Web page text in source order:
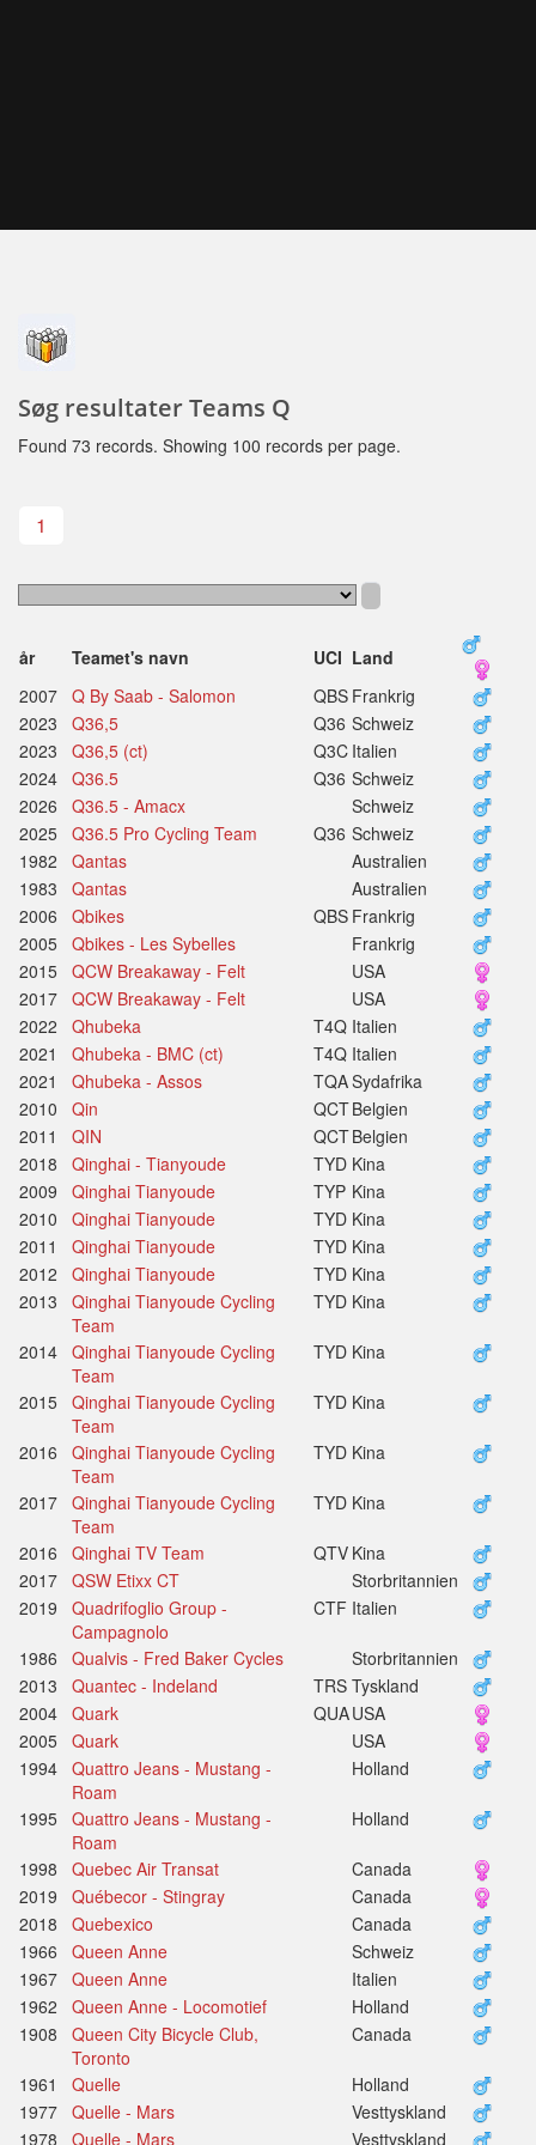
Søg resultater Teams Q
Found 73 records. Showing 100 records per page.
1
år Teamet's navn UCI Land
2007 Q By Saab - Salomon QBS Frankrig
2023
Q36,5 Q36 Schweiz
2023
Q36,5 (ct) Q3C Italien
2024 Q36.5 Q36 Schweiz
2026
Q36.5 - Amacx
Schweiz
2025 Q36.5 Pro Cycling Team Q36 Schweiz
1982
Qantas
Australien
1983
Qantas
Australien
2006
Qbikes QBS Frankrig
2005 Qbikes - Les Sybelles
Frankrig
2015 QCW Breakaway - Felt
USA
2017 QCW Breakaway - Felt
USA
2022
Qhubeka T4Q Italien
2021
Qhubeka - BMC (ct) T4Q Italien
2021
Qhubeka - Assos TQASydafrika
2010
Qin QCTBelgien
2011
QIN QCTBelgien
2018
Qinghai - Tianyoude TYD Kina
2009
Qinghai Tianyoude TYP Kina
2010
Qinghai Tianyoude TYD Kina
2011
Qinghai Tianyoude TYD Kina
2012
Qinghai Tianyoude TYD Kina
2013
Qinghai Tianyoude Cycling
Team
TYD Kina
2014 Qinghai Tianyoude Cycling
Team
TYD Kina
2015 Qinghai Tianyoude Cycling
Team
TYD Kina
2016
Qinghai Tianyoude Cycling
Team
TYD Kina
2017 Qinghai Tianyoude Cycling
Team
TYD Kina
2016 Qinghai TV Team QTV Kina
2017 QSW Etixx CT
Storbritannien
2019
Quadrifoglio Group -
Campagnolo
CTF Italien
1986 Qualvis - Fred Baker Cycles
Storbritannien
2013
Quantec - Indeland TRS Tyskland
2004 Quark QUAUSA
2005 Quark
USA
1994 Quattro Jeans - Mustang -
Roam
Holland
1995 Quattro Jeans - Mustang -
Roam
Holland
1998 Quebec Air Transat
Canada
2019
Québecor - Stingray
Canada
2018
Quebexico
Canada
1966
Queen Anne
Schweiz
1967 Queen Anne
Italien
1962
Queen Anne - Locomotief
Holland
1908
Queen City Bicycle Club,
Toronto
Canada
1961 Quelle
Holland
1977 Quelle - Mars
Vesttyskland
1978
Quelle - Mars Vesttyskland